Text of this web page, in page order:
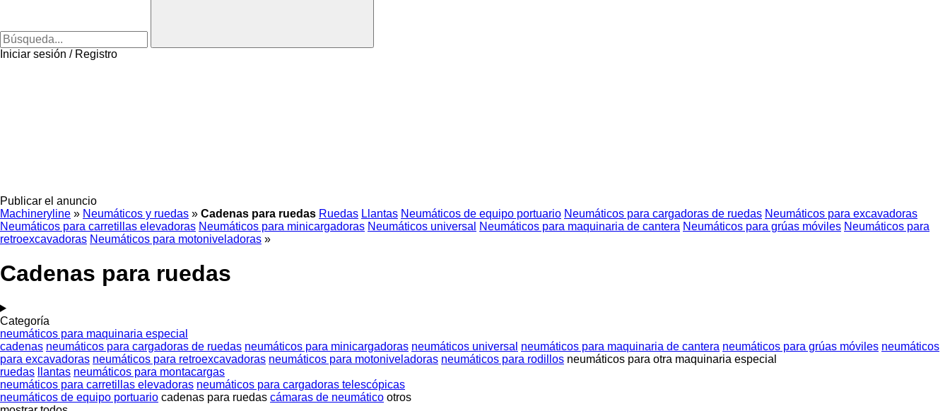
Iniciar sesión / Registro
Publicar el anuncio
Machineryline » Neumáticos y ruedas » Cadenas para ruedas Ruedas Llantas Neumáticos de equipo portuario Neumáticos para cargadoras de ruedas Neumáticos para excavadoras
Neumáticos para carretillas elevadoras Neumáticos para minicargadoras Neumáticos universal Neumáticos para maquinaria de cantera Neumáticos para grúas móviles Neumáticos para
retroexcavadoras Neumáticos para motoniveladoras »
Cadenas para ruedas
Categoría
neumáticos para maquinaria especial
cadenas neumáticos para cargadoras de ruedas neumáticos para minicargadoras neumáticos universal neumáticos para maquinaria de cantera neumáticos para grúas móviles neumáticos
para excavadoras neumáticos para retroexcavadoras neumáticos para motoniveladoras neumáticos para rodillos neumáticos para otra maquinaria especial
ruedas
llantas neumáticos para montacargas
neumáticos para carretillas elevadoras neumáticos para cargadoras telescópicas
neumáticos de equipo portuario cadenas para ruedas cámaras de neumático otros